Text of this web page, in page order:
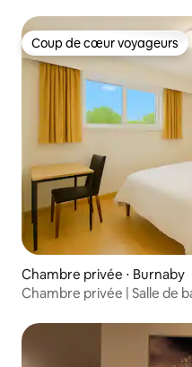
Coup de cœur voyageurs
Coup de cœur voyageurs
Chambre privée ⋅ Burnaby
Chambre privée | Salle de